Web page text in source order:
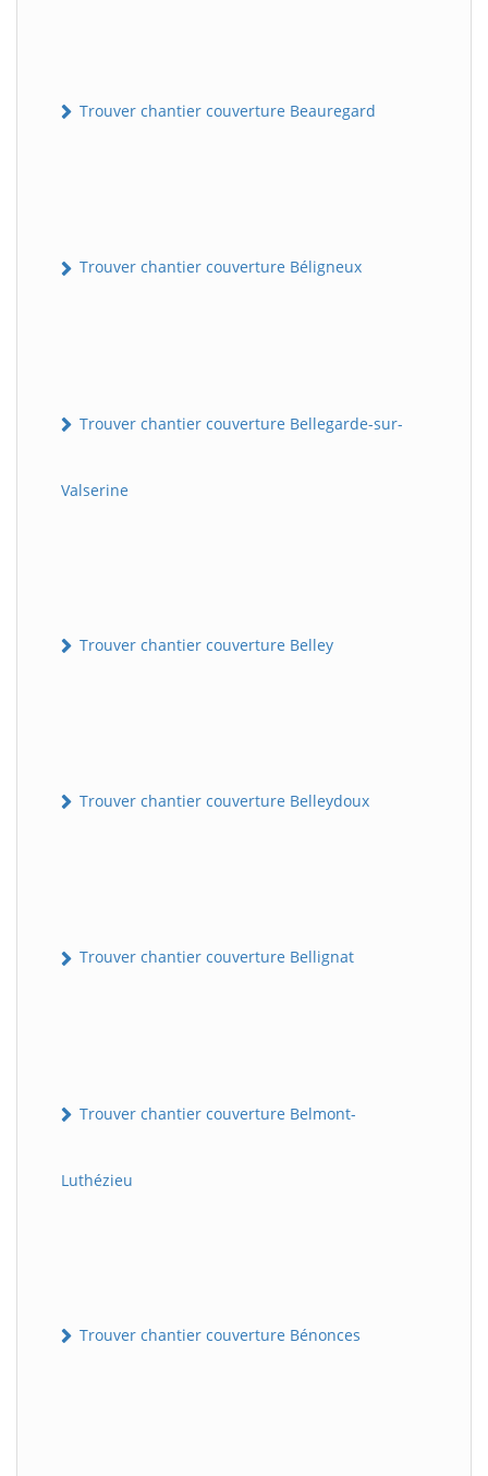
Trouver chantier couverture Beauregard
Trouver chantier couverture Béligneux
Trouver chantier couverture Bellegarde-sur-
Valserine
Trouver chantier couverture Belley
Trouver chantier couverture Belleydoux
Trouver chantier couverture Bellignat
Trouver chantier couverture Belmont-
Luthézieu
Trouver chantier couverture Bénonces